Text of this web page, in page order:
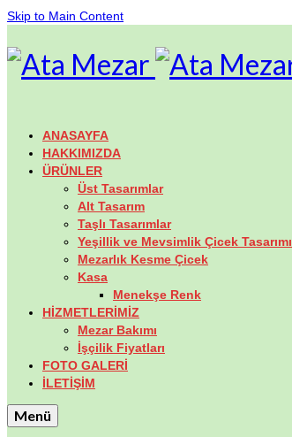
Skip to Main Content
ANASAYFA
HAKKIMIZDA
ÜRÜNLER
Üst Tasarımlar
Alt Tasarım
Taşlı Tasarımlar
Yeşillik ve Mevsimlik Çicek Tasarımı
Mezarlık Kesme Çicek
Kasa
Menekşe Renk
HİZMETLERİMİZ
Mezar Bakımı
İşçilik Fiyatları
FOTO GALERİ
İLETİŞİM
Menü